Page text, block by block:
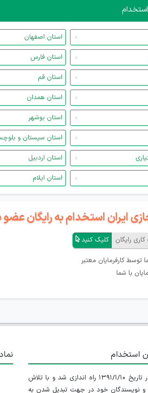
استان اصفهان
استان فارس
استان قم
استان همدان
استان بوشهر
استان سیستان و
استان اردبیل
استان ایلام
ایران استخدام به رایگان
رایگان کلیک کنید
کارفرمایان معتبر
با شما
استخدام
سایت ایران استخدام در تاریخ ۱۳۹۱/۱/۱۰ راه اندازی شد و با تلاش
و نویسندگان خود در جهت تبدیل شدن به